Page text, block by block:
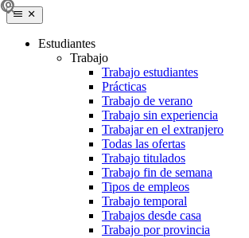
Estudiantes
Trabajo
Trabajo estudiantes
Prácticas
Trabajo de verano
Trabajo sin experiencia
Trabajar en el extranjero
Todas las ofertas
Trabajo titulados
Trabajo fin de semana
Tipos de empleos
Trabajo temporal
Trabajos desde casa
Trabajo por provincia